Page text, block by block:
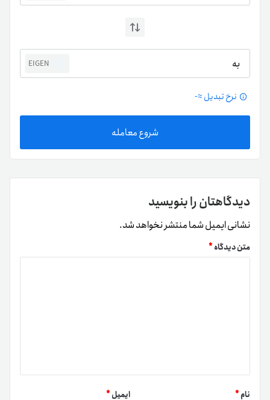
به EIGEN
نرخ تبدیل ≈-
شروع معامله
دیدگاهتان را بنویسید
نشانی ایمیل شما منتشر نخواهد شد.
متن دیدگاه*
نام* ایمیل*